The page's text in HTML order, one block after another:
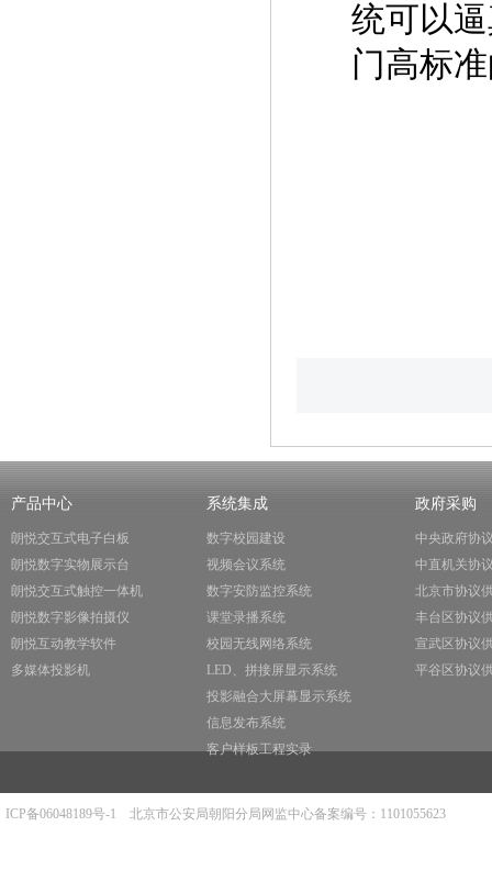
统可以
门高标
产品中心
朗悦交互式电子白板
朗悦数字实物展示台
朗悦交互式触控一体机
朗悦数字影像拍摄仪
朗悦互动教学软件
多媒体投影机
系统集成
数字校园建设
视频会议系统
数字安防监控系统
课堂录播系统
校园无线网络系统
LED、拼接屏显示系统
投影融合大屏幕显示系统
信息发布系统
客户样板工程实录
政府采购
中央政府协
中直机关协
北京市协议
丰台区协议
宣武区协议
平谷区协议
ICP备06048189号-1 北京市公安局朝阳分局网监中心备案编号：1101055623